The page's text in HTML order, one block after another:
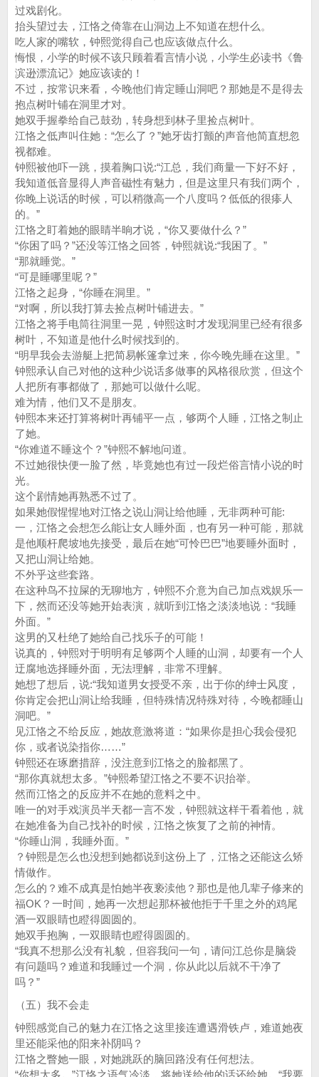
过戏剧化。
抬头望过去，江恪之倚靠在山洞边上不知道在想什么。
吃人家的嘴软，钟熙觉得自己也应该做点什么。
悔恨，小学的时候不该只顾着看言情小说，小学生必读书《鲁
滨逊漂流记》她应该读的！
不过，按常识来看，今晚他们肯定睡山洞吧？那她是不是得去
抱点树叶铺在洞里才对。
她双手握拳给自己鼓劲，转身想到林子里捡点树叶。
江恪之低声叫住她：“怎么了？”她牙齿打颤的声音他简直想忽
视都难。
钟熙被他吓一跳，摸着胸口说:“江总，我们商量一下好不好，
我知道低音显得人声音磁性有魅力，但是这里只有我们两个，
你晚上说话的时候，可以稍微高一个八度吗？低低的很瘆人
的。”
江恪之盯着她的眼睛半晌才说，“你又要做什么？”
“你困了吗？”还没等江恪之回答，钟熙就说:“我困了。”
“那就睡觉。”
“可是睡哪里呢？”
江恪之起身，“你睡在洞里。”
“对啊，所以我打算去捡点树叶铺进去。”
江恪之将手电筒往洞里一晃，钟熙这时才发现洞里已经有很多
树叶，不知道是他什么时候找到的。
“明早我会去游艇上把简易帐篷拿过来，你今晚先睡在这里。”
钟熙承认自己对他的这种少说话多做事的风格很欣赏，但这个
人把所有事都做了，那她可以做什么呢。
难为情，他们又不是朋友。
钟熙本来还打算将树叶再铺平一点，够两个人睡，江恪之制止
了她。
“你难道不睡这个？”钟熙不解地问道。
不过她很快便一脸了然，毕竟她也有过一段烂俗言情小说的时
光。
这个剧情她再熟悉不过了。
如果她假惺惺地对江恪之说山洞让给他睡，无非两种可能:
一，江恪之会想怎么能让女人睡外面，也有另一种可能，那就
是他顺杆爬坡地先接受，最后在她“可怜巴巴”地要睡外面时，
又把山洞让给她。
不外乎这些套路。
在这种鸟不拉屎的无聊地方，钟熙不介意为自己加点戏娱乐一
下，然而还没等她开始表演，就听到江恪之淡淡地说：“我睡
外面。”
这男的又杜绝了她给自己找乐子的可能！
说真的，钟熙对于明明有足够两个人睡的山洞，却要有一个人
迂腐地选择睡外面，无法理解，非常不理解。
她想了想后，说:“我知道男女授受不亲，出于你的绅士风度，
你肯定会把山洞让给我睡，但特殊情况特殊对待，今晚都睡山
洞吧。”
见江恪之不给反应，她故意激将道：“如果你是担心我会侵犯
你，或者说染指你……”
钟熙还在琢磨措辞，没注意到江恪之的脸都黑了。
“那你真就想太多。”钟熙希望江恪之不要不识抬举。
然而江恪之的反应并不在她的意料之中。
唯一的对手戏演员半天都一言不发，钟熙就这样干看着他，就
在她准备为自己找补的时候，江恪之恢复了之前的神情。
“你睡山洞，我睡外面。”
？钟熙是怎么也没想到她都说到这份上了，江恪之还能这么矫
情做作。
怎么的？难不成真是怕她半夜亵渎他？那也是他几辈子修来的
福OK？一时间，她再一次想起那杯被他拒于千里之外的鸡尾
酒一双眼睛也瞪得圆圆的。
她双手抱胸，一双眼睛也瞪得圆圆的。
“我真不想那么没有礼貌，但容我问一句，请问江总你是脑袋
有问题吗？难道和我睡过一个洞，你从此以后就不干净了
吗？”
（五）我不会走
钟熙感觉自己的魅力在江恪之这里接连遭遇滑铁卢，难道她夜
里还能采他的阳来补阴吗？
江恪之瞥她一眼，对她跳跃的脑回路没有任何想法。
“你想太多。”江恪之语气冷淡，将她送给他的话还给她。“我要